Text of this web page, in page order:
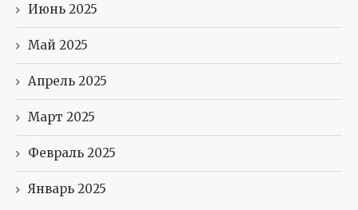
Июнь 2025
Май 2025
Апрель 2025
Март 2025
Февраль 2025
Январь 2025